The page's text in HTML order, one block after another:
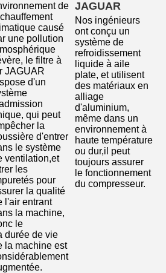
de
causé
une pollution
le filtre à
JAGUAR
d'un
qui peut
la
d'entrer
le système
ventilation,et
les
pour
la qualité
l'air entrant
la machine,
le
durée de vie
la machine est
JAGUAR
Nos ingénieurs
ont conçu un
système de
refroidissement
liquide à aile
plate, et utilisent
des matériaux en
alliage
d'aluminium,
même dans un
environnement à
haute température
ou dur,il peut
toujours assurer
le fonctionnement
du compresseur.